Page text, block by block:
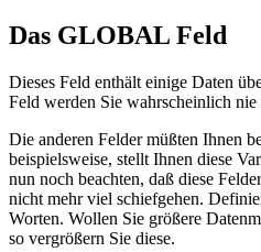
Das GLOBAL Feld
Dieses Feld enthält einige Daten
Feld werden Sie wahrscheinlich
Die anderen Felder müßten Ihnen
beispielsweise, stellt Ihnen diese
nun noch beachten, daß diese
nicht mehr viel schiefgehen.
Worten. Wollen Sie größere
so vergrößern Sie diese.